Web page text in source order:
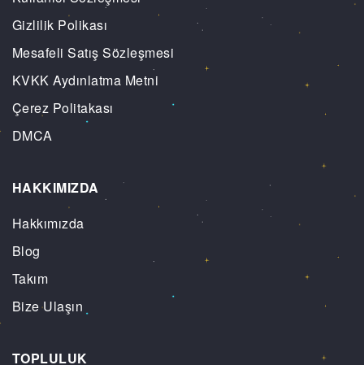
Gizlilik Polikası
Mesafeli Satış Sözleşmesi
KVKK Aydınlatma Metni
Çerez Politakası
DMCA
HAKKIMIZDA
Hakkımızda
Blog
Takım
Bize Ulaşın
TOPLULUK